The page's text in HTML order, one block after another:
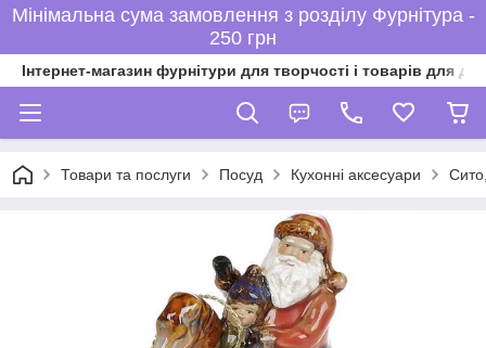
Мінімальна сума замовлення з розділу Фурнітура -
250 грн
Інтернет-магазин фурнітури для творчості і товарів для
Товари та послуги Посуд Кухонні аксесуари